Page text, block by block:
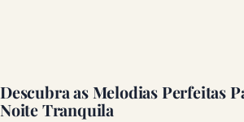
Descubra as Melodias Perfeitas
Noite Tranquila